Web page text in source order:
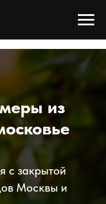
из
с закрытой
Москвы и